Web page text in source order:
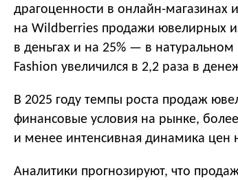
драгоценности в онлайн-магазинах
на Wildberries продажи ювелирных
в деньгах и на 25% — в
Fashion увеличился в 2,2 раза в
В 2025 году темпы роста продаж
финансовые условия на рынке,
и менее интенсивная динамика цен
Аналитики прогнозируют, что